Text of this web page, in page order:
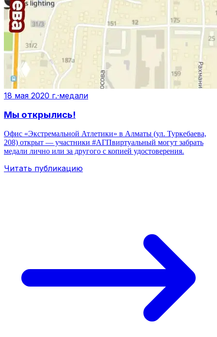
18 мая 2020 г.·медали
Мы открылись!
Офис «Экстремальной Атлетики» в Алматы (ул. Туркебаева,
208) открыт — участники #АГПвиртуальный могут забрать
медали лично или за другого с копией удостоверения.
Читать публикацию